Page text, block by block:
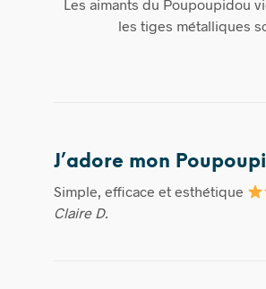
Les aimants du Poupoupidou
les tiges métalliques
J’adore mon
Simple, efficace et esthétique
Claire D.